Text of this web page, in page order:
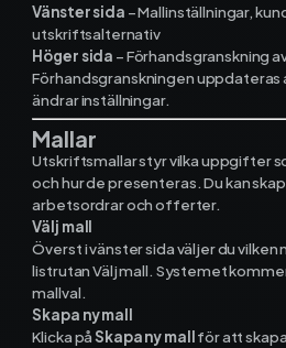
Vänster sida – Mallinställningar,
utskriftsalternativ
Höger sida – Förhandsgranskning
Förhandsgranskningen uppdateras
ändrar inställningar.
Mallar
Utskriftsmallar styr vilka uppgifter
och hur de presenteras. Du kan
arbetsordrar och offerter.
Välj mall
Överst i vänster sida väljer du vilken
listrutan Välj mall. Systemet
mallval.
Skapa ny mall
Klicka påSkapa ny mallför att